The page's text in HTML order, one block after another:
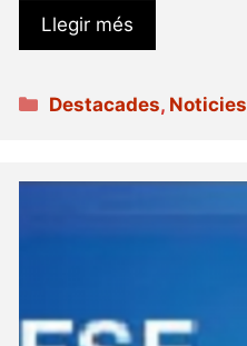
Llegir més
Categories
Destacades, Noticies